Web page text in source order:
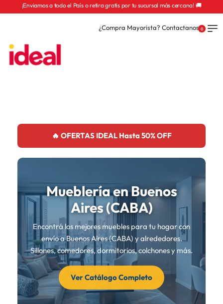
¡Enviamos a todo el País o retira gratis por tu sucursal más cercana! 🚚
¿Compra Mayorista? Contactanos 0
🔥 OFERTAS IDEAL Hasta 50% OFF
Mueblería en Buenos
Aires (CABA)
Encontrá los mejores muebles para tu hogar con
envío a Buenos Aires (CABA) y alrededores.
Sillones, comedores, dormitorios, colchones y más.
Ver Catálogo Completo